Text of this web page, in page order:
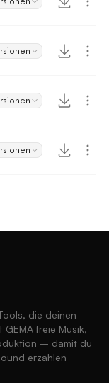
die deinen
freie Musik,
– damit du
erzählen